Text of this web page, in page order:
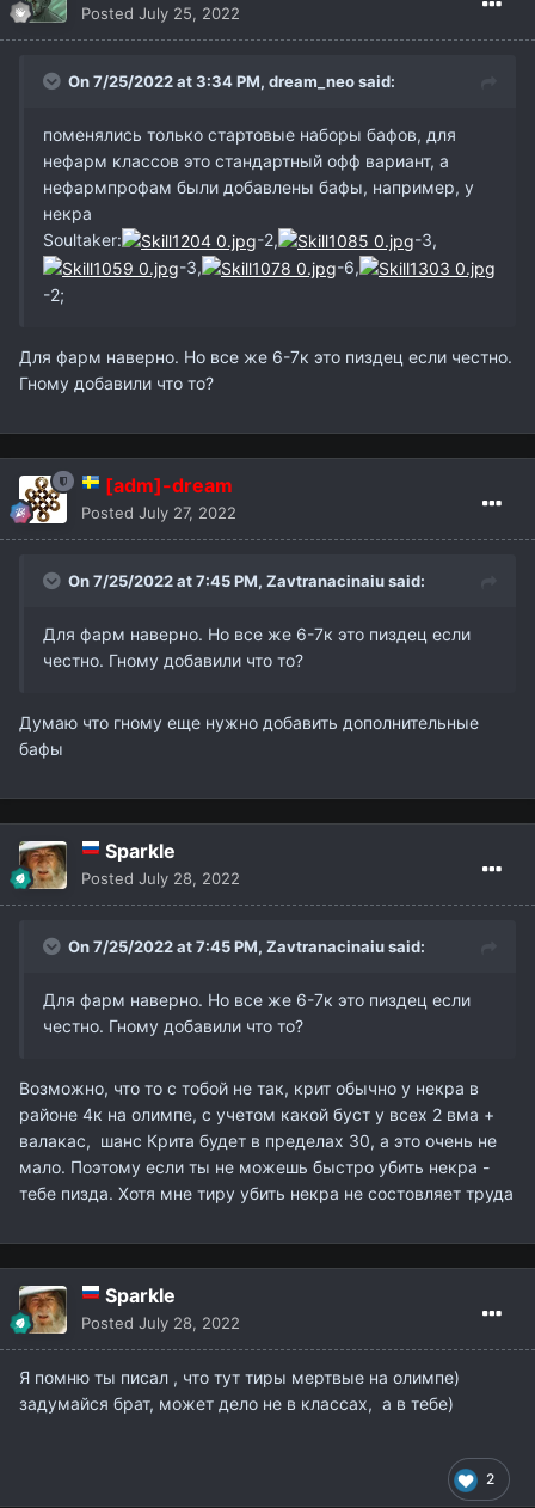
Posted July 25, 2022
On 7/25/2022 at 3:34 PM, dream_neosaid:
поменялись только стартовые наборы бафов, для
нефарм классов это стандартный офф вариант, а
нефармпрофам были добавлены бафы, например, у
некра
Soultaker:
-2,
-3,
-3,
-6,
-2;
Для фарм наверно. Но все же 6-7к это пиздец если честно.
Гному добавили что то?
[adm]-dream
Posted July 27, 2022
On 7/25/2022 at 7:45 PM, Zavtranacinaiusaid:
Для фарм наверно. Но все же 6-7к это пиздец если
честно. Гному добавили что то?
Думаю что гному еще нужно добавить дополнительные
бафы
Sparkle
Posted July 28, 2022
On 7/25/2022 at 7:45 PM, Zavtranacinaiusaid:
Для фарм наверно. Но все же 6-7к это пиздец если
честно. Гному добавили что то?
Возможно, что то с тобой не так, крит обычно у некра в
районе 4к на олимпе, с учетом какой буст у всех 2 вма +
валакас, шанс Крита будет в пределах 30, а это очень не
мало. Поэтому если ты не можешь быстро убить некра -
тебе пизда. Хотя мне тиру убить некра не состовляет труда
Sparkle
Posted July 28, 2022
Я помню ты писал , что тут тиры мертвые на олимпе)
задумайся брат, может дело не в классах, а в тебе)
2